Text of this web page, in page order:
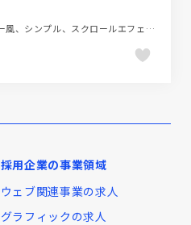
イラスト、カラフル、ギャラリー風、シンプル、スクロールエフェクト、デザイン・アート・音楽・文芸、ナチュラル、ホワイト系、ポップ、ポートフォリオ、動画が流れる
採用企業の事業領域
ウェブ関連事業の求人
グラフィックの求人